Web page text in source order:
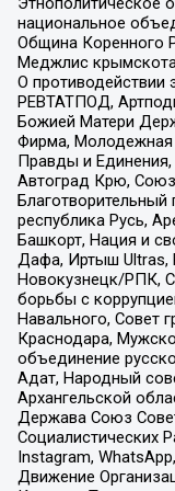
национальное
Община Коренного
Меджлис
О противодействии
РЕВТАТПОД,
Божией Матери
Фирма, Молодежная
Правды и Единения,
Автоград Крю, Союз
Благотворительный
республика Русь,
Башкорт, Нация и
Дафа, Иртыш Ultras,
Новокузнецк/РПК,
борьбы с
Навального, Совет
Краснодара,
объединение
Адат, Народный
Архангельской
Держава Союз
Социалистических
Instagram,
Движение